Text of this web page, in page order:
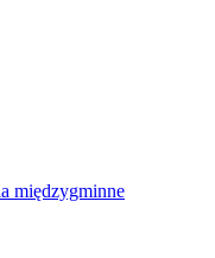
międzygminne